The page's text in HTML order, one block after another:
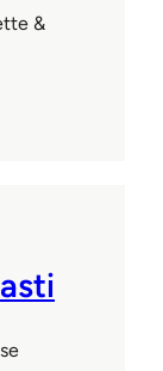
&